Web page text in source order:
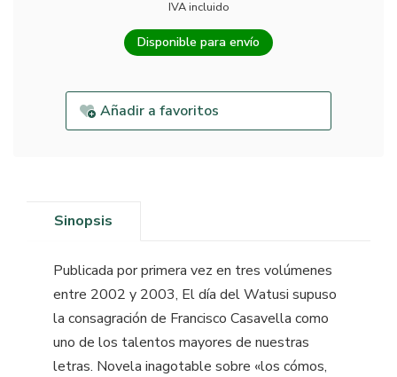
IVA incluido
Disponible para envío
Añadir a favoritos
Sinopsis
Publicada por primera vez en tres volúmenes
entre 2002 y 2003, El día del Watusi supuso
la consagración de Francisco Casavella como
uno de los talentos mayores de nuestras
letras. Novela inagotable sobre «los cómos,